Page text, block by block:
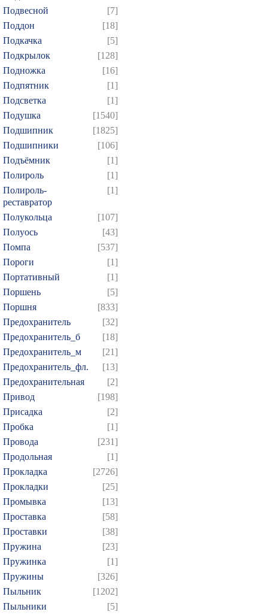
Подвесной
[7]
Поддон
[18]
Подкачка
[5]
Подкрылок
[128]
Подножка
[16]
Подпятник
[1]
Подсветка
[1]
Подушка
[1540]
Подшипник
[1825]
Подшипники
[106]
Подъёмник
[1]
Полироль
[1]
Полироль-
реставратор
[1]
Полукольца
[107]
Полуось
[43]
Помпа
[537]
Пороги
[1]
Портативный
[1]
Поршень
[5]
Поршня
[833]
Предохранитель
[32]
Предохранитель_б
[18]
Предохранитель_м
[21]
Предохранитель_фл.
[13]
Предохранительная
[2]
Привод
[198]
Присадка
[2]
Пробка
[1]
Провода
[231]
Продольная
[1]
Прокладка
[2726]
Прокладки
[25]
Промывка
[13]
Проставка
[58]
Проставки
[38]
Пружина
[23]
Пружинка
[1]
Пружины
[326]
Пыльник
[1202]
Пыльники
[5]